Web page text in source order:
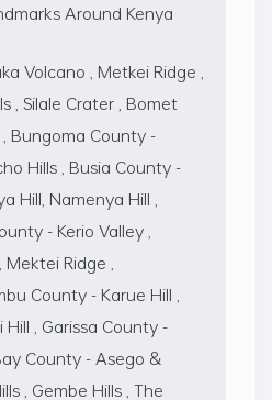
Around Kenya
Volcano , Metkei Ridge ,
, Silale Crater , Bomet
Bungoma County -
Hills , Busia County -
Hill, Namenya Hill ,
- Kerio Valley ,
Mektei Ridge ,
County - Karue Hill ,
Hill , Garissa County -
County - Asego &
, Gembe Hills , The